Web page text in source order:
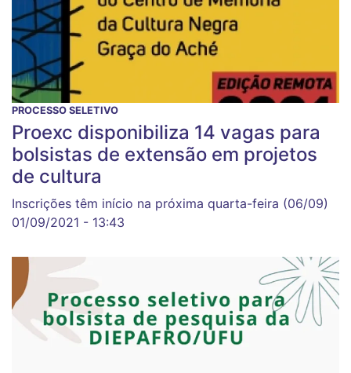
PROCESSO SELETIVO
Proexc disponibiliza 14 vagas para
bolsistas de extensão em projetos
de cultura
Inscrições têm início na próxima quarta-feira (06/09)
01/09/2021 - 13:43